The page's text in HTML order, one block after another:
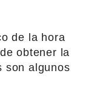
de la hora
obtener la
son algunos